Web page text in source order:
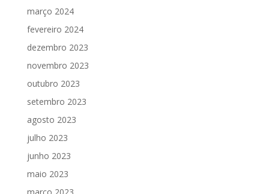
março 2024
fevereiro 2024
dezembro 2023
novembro 2023
outubro 2023
setembro 2023
agosto 2023
julho 2023
junho 2023
maio 2023